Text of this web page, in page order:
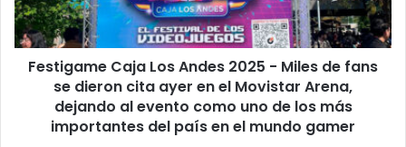
Festigame Caja Los Andes 2025 - Miles de fans
se dieron cita ayer en el Movistar Arena,
dejando al evento como uno de los más
importantes del país en el mundo gamer